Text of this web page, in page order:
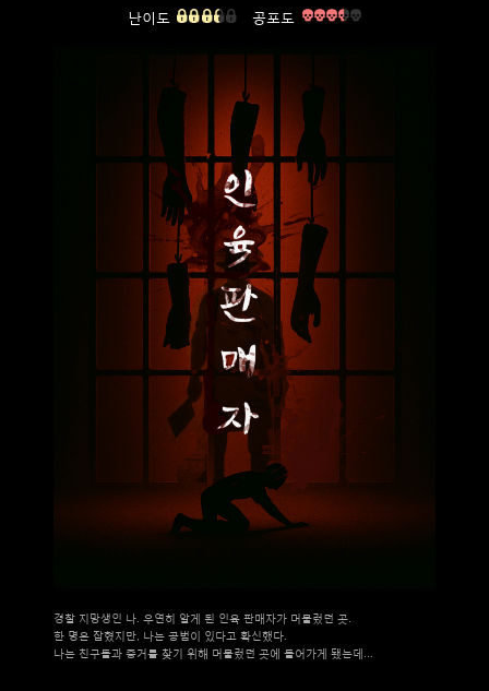
난이도 공포도
경찰 지망생인 나. 우연히 알게 된 인육 판매자가 머물렀던 곳.
한 명은 잡혔지만, 나는 공범이 있다고 확신했다.
나는 친구들과 증거를 찾기 위해 머물렀던 곳에 들어가게 됐는데...